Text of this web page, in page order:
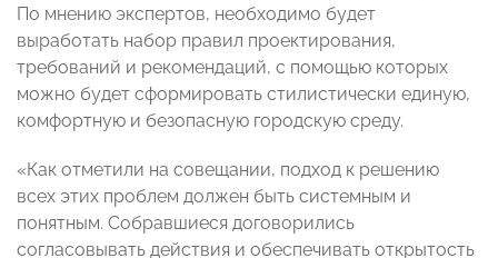
По мнению экспертов, необходимо будет
выработать набор правил проектирования,
требований и рекомендаций, с помощью которых
можно будет сформировать стилистически единую,
комфортную и безопасную городскую среду.
«Как отметили на совещании, подход к решению
всех этих проблем должен быть системным и
понятным. Собравшиеся договорились
согласовывать действия и обеспечивать открытость